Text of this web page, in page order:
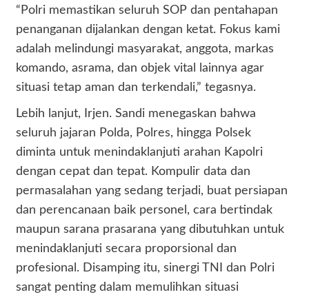
“Polri memastikan seluruh SOP dan pentahapan
penanganan dijalankan dengan ketat. Fokus kami
adalah melindungi masyarakat, anggota, markas
komando, asrama, dan objek vital lainnya agar
situasi tetap aman dan terkendali,” tegasnya.
Lebih lanjut, Irjen. Sandi menegaskan bahwa
seluruh jajaran Polda, Polres, hingga Polsek
diminta untuk menindaklanjuti arahan Kapolri
dengan cepat dan tepat. Kompulir data dan
permasalahan yang sedang terjadi, buat persiapan
dan perencanaan baik personel, cara bertindak
maupun sarana prasarana yang dibutuhkan untuk
menindaklanjuti secara proporsional dan
profesional. Disamping itu, sinergi TNI dan Polri
sangat penting dalam memulihkan situasi